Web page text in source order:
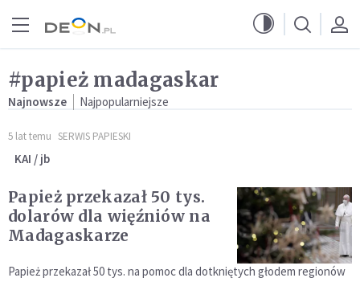
#papież madagaskar
Najnowsze Najpopularniejsze
5 lat temu SERWIS PAPIESKI
KAI / jb
Papież przekazał 50 tys.
dolarów dla więźniów na
Madagaskarze
Papież przekazał 50 tys. na pomoc dla dotkniętych głodem regionów